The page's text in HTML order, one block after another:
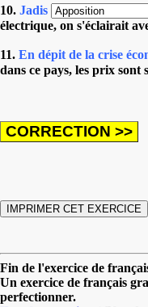
10. Jadis
électrique, on s'éclairait
11. En dépit de la crise
dans ce pays, les prix sont
Fin de l'exercice de
Un exercice de français
perfectionner.